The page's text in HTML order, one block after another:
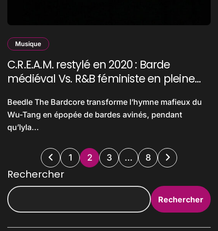
Musique
C.R.E.A.M. restylé en 2020 : Barde
médiéval Vs. R&B féministe en pleine
Beedle The Bardcore transforme l’hymne mafieux du
Wu-Tang en épopée de bardes avinés, pendant
qu’Iyla...
Pagination
des
publications
1 2 3 … 8
Rechercher
Rechercher